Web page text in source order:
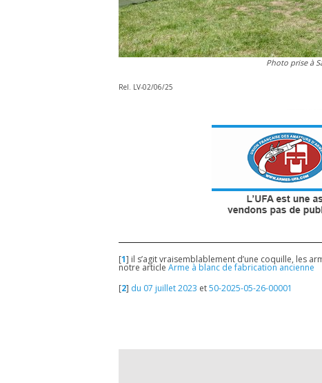
Photo prise à
Rel. LV-02/06/25
[1] il s’agit vraisemblablement d’une coquille, les
notre article Arme à blanc de fabrication ancienne
[2] du 07 juillet 2023 et50-2025-05-26-00001